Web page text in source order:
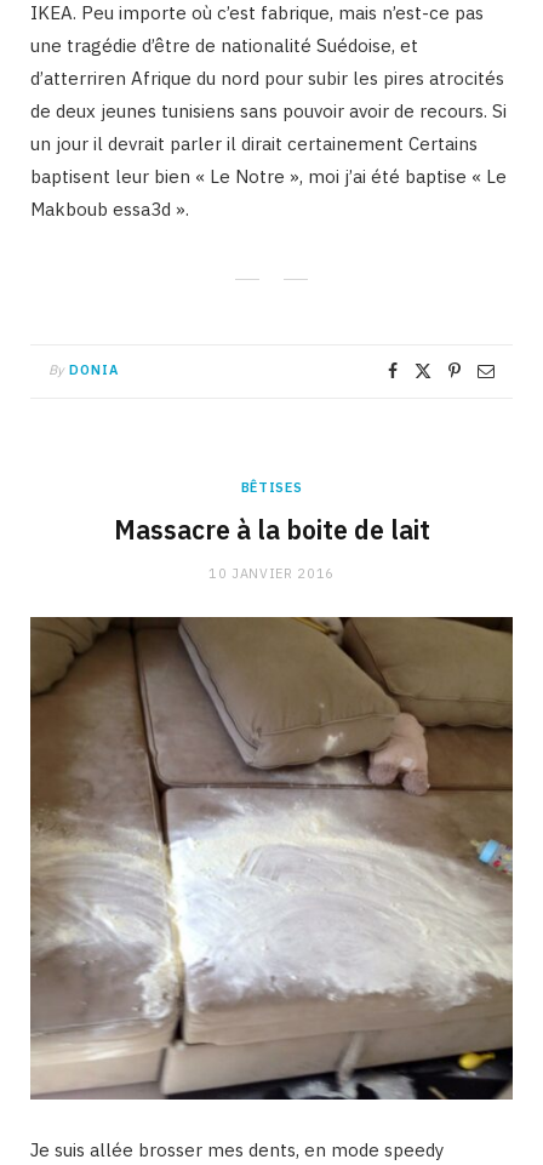
IKEA. Peu importe où c’est fabrique, mais n’est-ce pas
une tragédie d’être de nationalité Suédoise, et
d’atterriren Afrique du nord pour subir les pires atrocités
de deux jeunes tunisiens sans pouvoir avoir de recours. Si
un jour il devrait parler il dirait certainement Certains
baptisent leur bien « Le Notre », moi j’ai été baptise « Le
Makboub essa3d ».
By DONIA
BÊTISES
Massacre à la boite de lait
10 JANVIER 2016
Je suis allée brosser mes dents, en mode speedy